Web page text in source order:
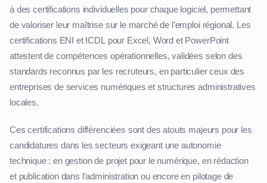
à des certifications individuelles pour chaque logiciel, permettant
de valoriser leur maîtrise sur le marché de l'emploi régional. Les
certifications ENI et ICDL pour Excel, Word et PowerPoint
attestent de compétences opérationnelles, validées selon des
standards reconnus par les recruteurs, en particulier ceux des
entreprises de services numériques et structures administratives
locales.
Ces certifications différenciées sont des atouts majeurs pour les
candidatures dans les secteurs exigeant une autonomie
technique : en gestion de projet pour le numérique, en rédaction
et publication dans l'administration ou encore en pilotage de